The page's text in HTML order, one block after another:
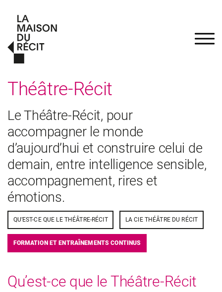
Théâtre-Récit
Le Théâtre-Récit, pour
accompagner le monde
d’aujourd’hui et construire celui de
demain, entre intelligence sensible,
accompagnement, rires et
émotions.
QU’EST-CE QUE LE THÉÂTRE-RÉCIT LA CIE THÉÂTRE DU RÉCIT
FORMATION ET ENTRAÎNEMENTS CONTINUS
Qu’est-ce que le Théâtre-Récit